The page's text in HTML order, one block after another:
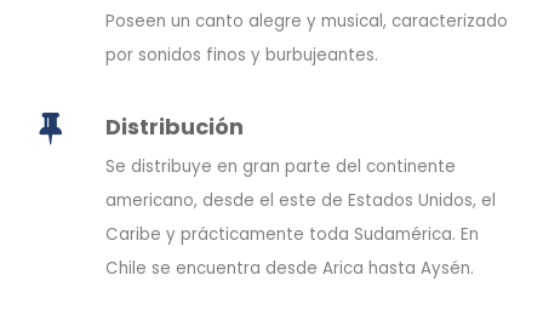
Poseen un canto alegre y musical, caracterizado
por sonidos finos y burbujeantes.
Distribución
Se distribuye en gran parte del continente
americano, desde el este de Estados Unidos, el
Caribe y prácticamente toda Sudamérica. En
Chile se encuentra desde Arica hasta Aysén.